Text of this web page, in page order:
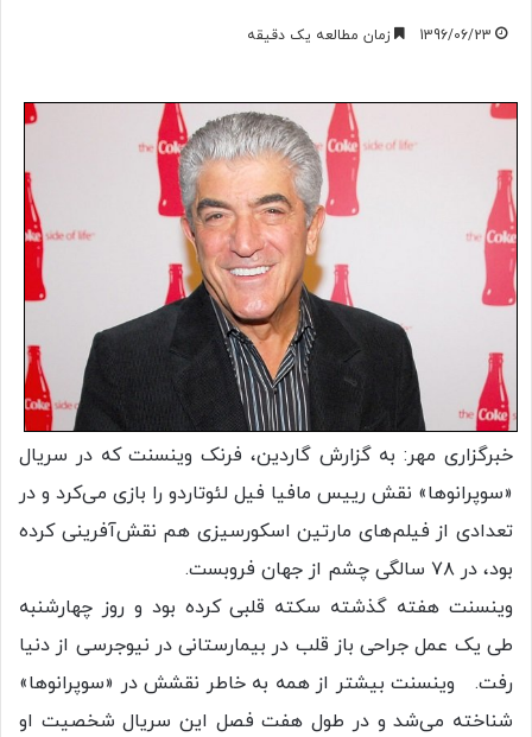
1396/06/23 زمان مطالعه یک دقیقه
خبرگزاری مهر: به گزارش گاردین، فرنک وینسنت که در سریال
«سوپرانوها» نقش رییس مافیا فیل لئوتاردو را بازی می‌کرد و در
تعدادی از فیلم‌های مارتین اسکورسیزی هم نقش‌آفرینی کرده
بود، در ۷۸ سالگی چشم از جهان فروبست.
وینسنت هفته گذشته سکته قلبی کرده بود و روز چهارشنبه
طی یک عمل جراحی باز قلب در بیمارستانی در نیوجرسی از دنیا
رفت. وینسنت بیشتر از همه به خاطر نقشش در «سوپرانوها»
شناخته می‌شد و در طول هفت فصل این سریال شخصیت او